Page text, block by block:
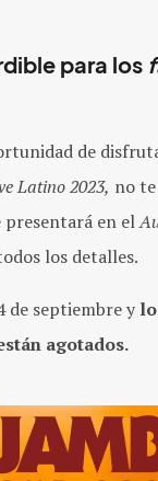
para los
de
Latino 2023, no
presentará en el
los detalles.
de septiembre y
agotados.